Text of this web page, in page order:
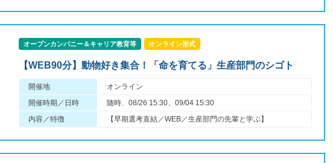
オープンカンパニー＆キャリア教育等 オンライン形式
【WEB90分】動物好き集合！「命を育てる」生産部門のシゴト
開催地
オンライン
開催時期／日時
随時、08/26 15:30、09/04 15:30
内容／特徴
【早期選考直結／WEB／生産部門の先輩と学ぶ】